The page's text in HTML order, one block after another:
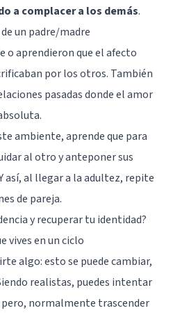
a complacer a los demás.
un padre/madre
aprendieron que el afecto
por los otros. También
pasadas donde el amor
ambiente, aprende que para
al otro y anteponer sus
así, al llegar a la adultez, repite
de pareja.
y recuperar tu identidad?
vives en un ciclo
algo: esto se puede cambiar,
realistas, puedes intentar
pero, normalmente trascender